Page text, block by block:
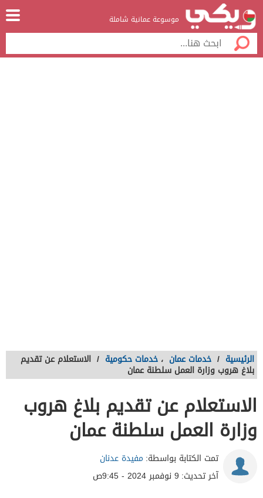
موسوعة عمانية شاملة
الرئيسية / خدمات عمان ، خدمات حكومية / الاستعلام عن تقديم
بلاغ هروب وزارة العمل سلطنة عمان
الاستعلام عن تقديم بلاغ هروب
وزارة العمل سلطنة عمان
تمت الكتابة بواسطة: مفيدة عدنان
آخر تحديث: 9 نوفمبر 2024 - 9:45ص